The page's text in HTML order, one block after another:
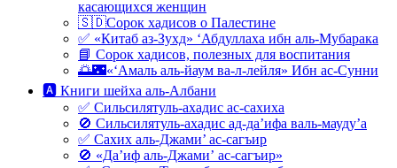
касающихся женщин
🇸🇩Сорок хадисов о Палестине
✅ «Китаб аз-Зухд» ‘Абдуллаха ибн аль-Мубарака
📘 Сорок хадисов, полезных для воспитания
🌅🌃«‘Амаль аль-йаум ва-л-лейля» Ибн ас-Сунни
🅰 Книги шейха аль-Албани
✅ Сильсилятуль-ахадис ас-сахиха
🚫 Сильсилятуль-ахадис ад-да’ифа валь-мауду’а
✅ Сахих аль-Джами’ ас-сагъир
🚫 «Да’иф аль-Джами’ ас-сагъир»